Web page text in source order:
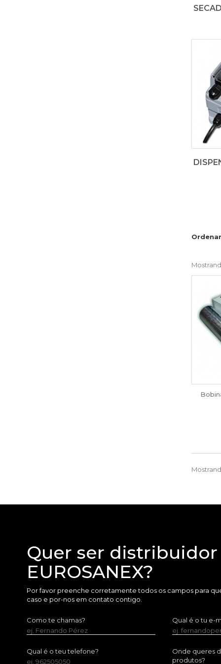
Quer ser
EUROSANEX?
Por favor preenche corretamente todos os campos para
caso e por-nos em contato contigo.
Como te chamas?
ej. Fernando Pérez
Qual é o tu e-
ej.
Qual é o teu telefone?
ej. 962505050
Onde queres
produtos?